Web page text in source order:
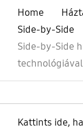
Home
Side-by-Side
Side-by-Side
technológiával
Kattints ide,